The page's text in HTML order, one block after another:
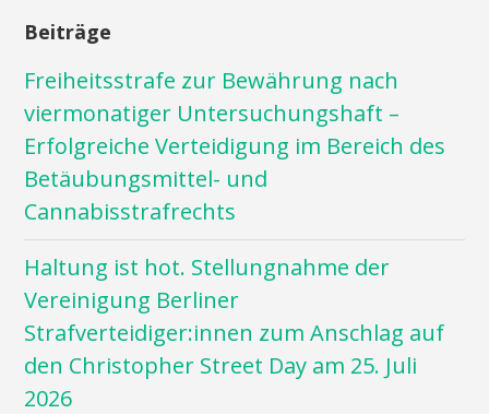
Beiträge
Freiheitsstrafe zur Bewährung nach
viermonatiger Untersuchungshaft –
Erfolgreiche Verteidigung im Bereich des
Betäubungsmittel- und
Cannabisstrafrechts
Haltung ist hot. Stellungnahme der
Vereinigung Berliner
Strafverteidiger:innen zum Anschlag auf
den Christopher Street Day am 25. Juli
2026